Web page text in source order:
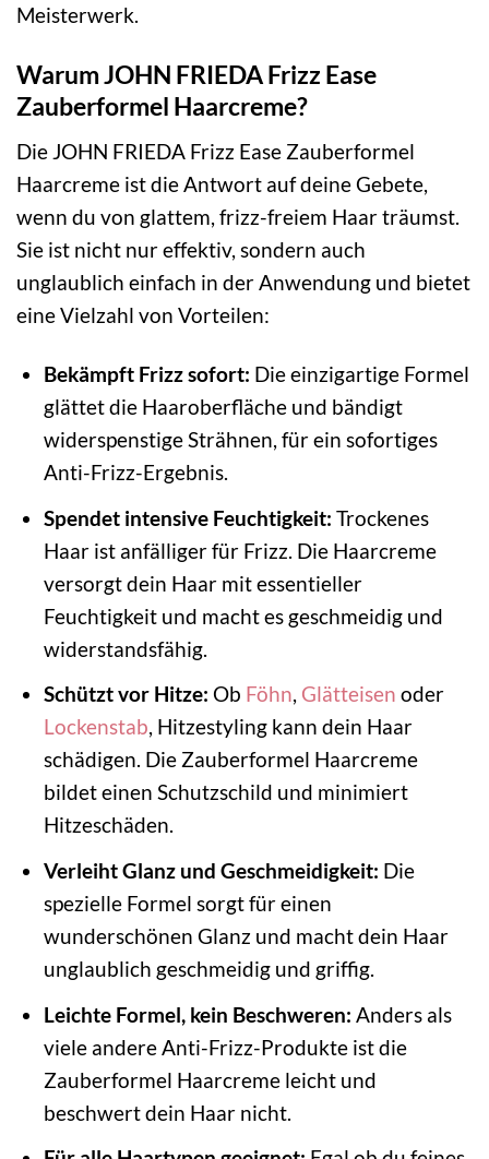
Meisterwerk.
Warum JOHN FRIEDA Frizz Ease
Zauberformel Haarcreme?
Die JOHN FRIEDA Frizz Ease Zauberformel
Haarcreme ist die Antwort auf deine Gebete,
wenn du von glattem, frizz-freiem Haar träumst.
Sie ist nicht nur effektiv, sondern auch
unglaublich einfach in der Anwendung und bietet
eine Vielzahl von Vorteilen:
Bekämpft Frizz sofort: Die einzigartige Formel
glättet die Haaroberfläche und bändigt
widerspenstige Strähnen, für ein sofortiges
Anti-Frizz-Ergebnis.
Spendet intensive Feuchtigkeit: Trockenes
Haar ist anfälliger für Frizz. Die Haarcreme
versorgt dein Haar mit essentieller
Feuchtigkeit und macht es geschmeidig und
widerstandsfähig.
Schützt vor Hitze: Ob Föhn, Glätteisen oder
Lockenstab, Hitzestyling kann dein Haar
schädigen. Die Zauberformel Haarcreme
bildet einen Schutzschild und minimiert
Hitzeschäden.
Verleiht Glanz und Geschmeidigkeit: Die
spezielle Formel sorgt für einen
wunderschönen Glanz und macht dein Haar
unglaublich geschmeidig und griffig.
Leichte Formel, kein Beschweren: Anders als
viele andere Anti-Frizz-Produkte ist die
Zauberformel Haarcreme leicht und
beschwert dein Haar nicht.